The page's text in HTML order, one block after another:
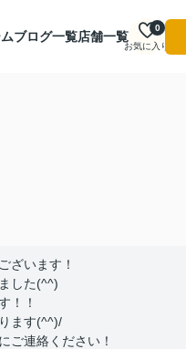
ブログ一覧店舗一覧
お気に入り
0
ざいます！
した(^^)
！！
ます(^^)/
ご連絡ください！